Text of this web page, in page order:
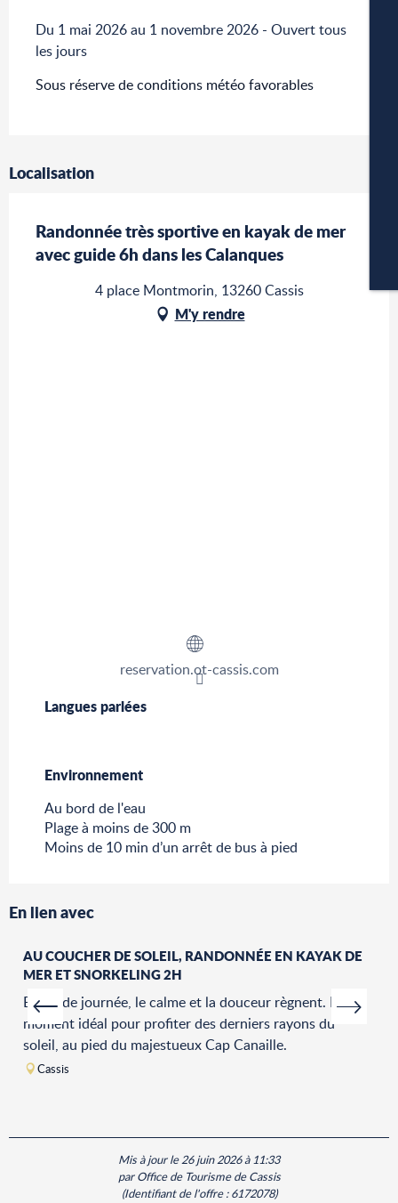
Du 1 mai 2026 au 1 novembre 2026 - Ouvert tous
les jours
Sous réserve de conditions météo favorables
Localisation
Randonnée très sportive en kayak de mer
avec guide 6h dans les Calanques
4 place Montmorin, 13260 Cassis
M'y rendre
reservation.ot-cassis.com
Langues parlées
Langues parlées
Environnement
Environnement
Au bord de l'eau
Plage à moins de 300 m
Moins de 10 min d’un arrêt de bus à pied
En lien avec
AU COUCHER DE SOLEIL, RANDONNÉE EN KAYAK DE
MER ET SNORKELING 2H
En fin de journée, le calme et la douceur règnent. Le
moment idéal pour profiter des derniers rayons du
soleil, au pied du majestueux Cap Canaille.
Cassis
Mis à jour le 26 juin 2026 à 11:33
par Office de Tourisme de Cassis
(Identifiant de l'offre :6172078)